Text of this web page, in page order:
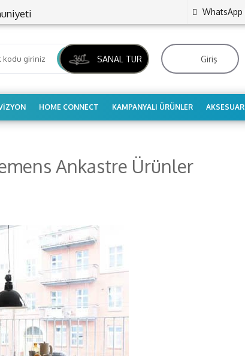
WhatsApp
ARA SANAL TUR Giriş
HOME CONNECT KAMPANYALI ÜRÜNLER AKSESUAR
Ankastre Ürünler